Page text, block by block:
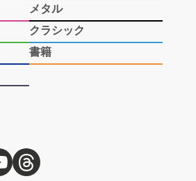
メタル
クラシック
書籍